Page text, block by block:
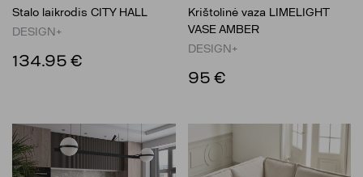
Stalo laikrodis CITY HALL
DESIGN+
134.95 €
Krištolinė vaza LIMELIGHT
VASE AMBER
DESIGN+
95 €